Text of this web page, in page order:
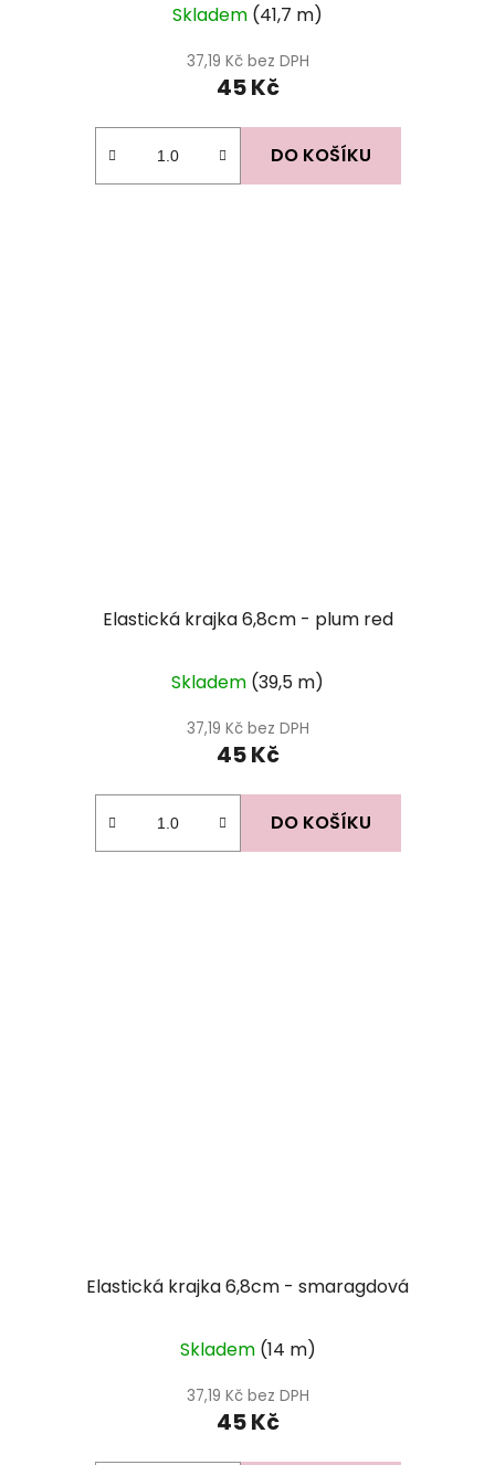
Skladem (41,7 m)
37,19 Kč bez DPH
45 Kč
DO KOŠÍKU
Elastická krajka 6,8cm - plum red
Skladem (39,5 m)
37,19 Kč bez DPH
45 Kč
DO KOŠÍKU
Elastická krajka 6,8cm - smaragdová
Skladem (14 m)
37,19 Kč bez DPH
45 Kč